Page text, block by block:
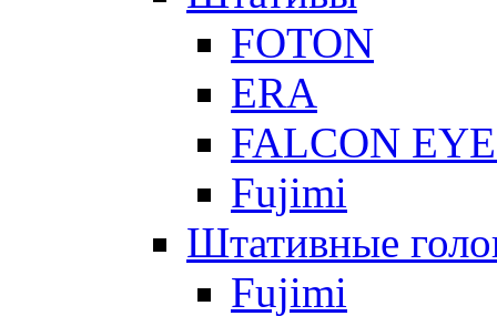
FOTON
ERA
FALCON
Fujimi
Штативные
Fujimi